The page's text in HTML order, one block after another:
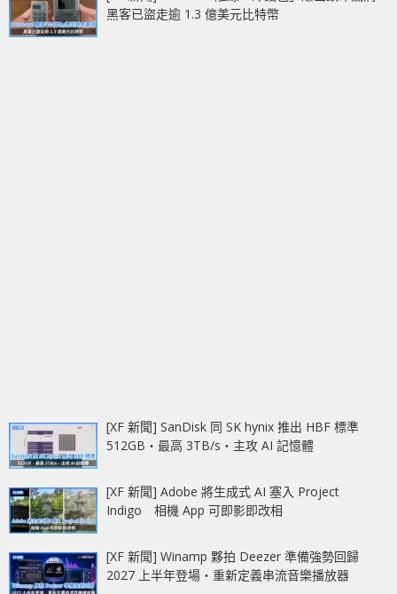
黑客已盜走逾 1.3 億美元比特幣
[XF 新聞] SanDisk 同 SK hynix 推出 HBF 標準
512GB‧最高 3TB/s‧主攻 AI 記憶體
[XF 新聞] Adobe 將生成式 AI 塞入 Project
Indigo 相機 App 可即影即改相
[XF 新聞] Winamp 夥拍 Deezer 準備強勢回歸
2027 上半年登場‧重新定義串流音樂播放器